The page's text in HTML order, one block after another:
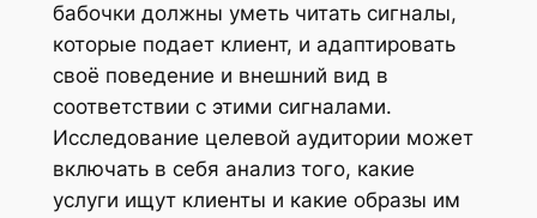
бабочки должны уметь читать сигналы,
которые подает клиент, и адаптировать
своё поведение и внешний вид в
соответствии с этими сигналами.
Исследование целевой аудитории может
включать в себя анализ того, какие
услуги ищут клиенты и какие образы им